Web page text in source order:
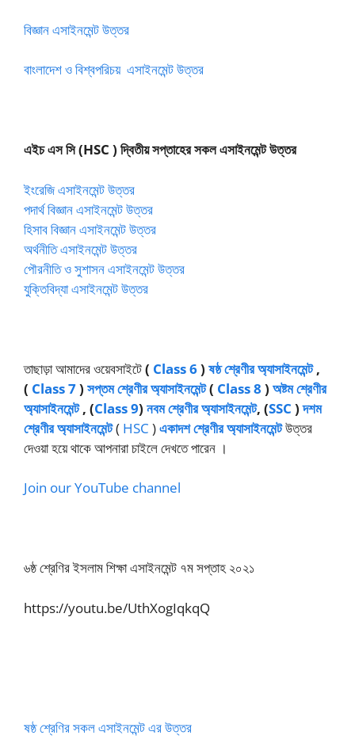
বিজ্ঞান এসাইনমেন্ট উত্তর
বাংলাদেশ ও বিশ্বপরিচয় এসাইনমেন্ট উত্তর
এইচ এস সি (HSC ) দ্বিতীয় সপ্তাহের সকল এসাইনমেন্ট উত্তর
ইংরেজি এসাইনমেন্ট উত্তর
পদার্থ বিজ্ঞান এসাইনমেন্ট উত্তর
হিসাব বিজ্ঞান এসাইনমেন্ট উত্তর
অর্থনীতি এসাইনমেন্ট উত্তর
পৌরনীতি ও সুশাসন এসাইনমেন্ট উত্তর
যুক্তিবিদ্যা এসাইনমেন্ট উত্তর
তাছাড়া আমাদের ওয়েবসাইটে( Class 6) ষষ্ঠ শ্রেণীর অ্যাসাইনমেন্ট,
( Class 7) সপ্তম শ্রেণীর অ্যাসাইনমেন্ট( Class 8 ) অষ্টম শ্রেণীর
অ্যাসাইনমেন্ট, (Class 9) নবম শ্রেণীর অ্যাসাইনমেন্ট, (SSC )দশম
শ্রেণীর অ্যাসাইনমেন্ট( HSC )একাদশ শ্রেণীর অ্যাসাইনমেন্টউত্তর
দেওয়া হয়ে থাকে আপনারা চাইলে দেখতে পারেন ।
Join our YouTube channel
৬ষ্ঠ শ্রেণির ইসলাম শিক্ষা এসাইনমেন্ট ৭ম সপ্তাহ‌ ২০২১
https://youtu.be/UthXogIqkqQ
ষষ্ঠ শ্রেণির সকল এসাইনমেন্ট এর উত্তর